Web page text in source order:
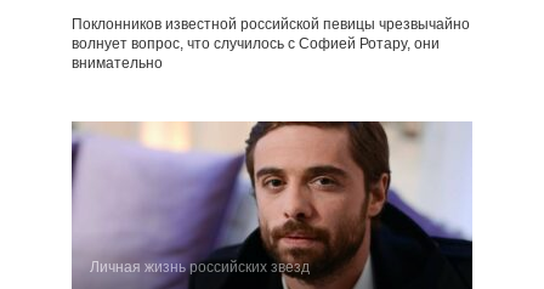
Поклонников известной российской певицы чрезвычайно
волнует вопрос, что случилось с Софией Ротару, они
внимательно
Личная жизнь российских звезд